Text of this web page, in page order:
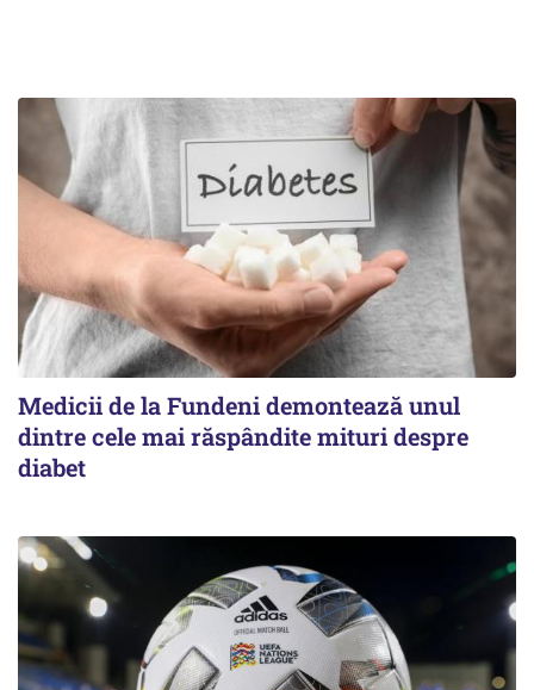
Medicii de la Fundeni demontează unul
dintre cele mai răspândite mituri despre
diabet